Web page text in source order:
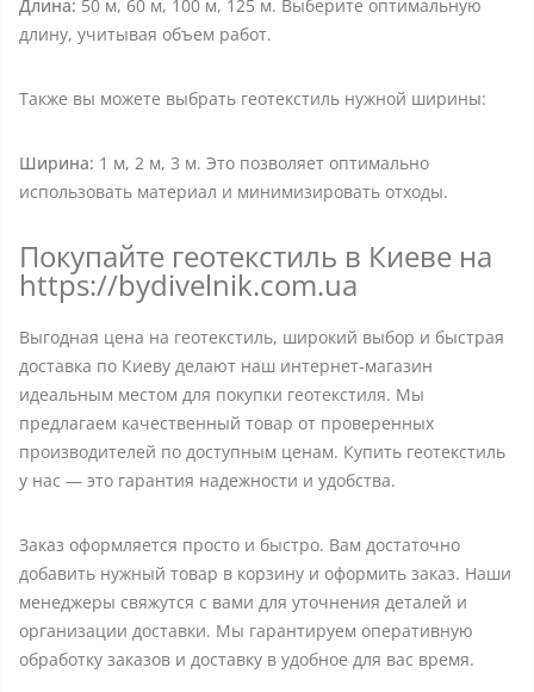
Длина: 50 м, 60 м, 100 м, 125 м. Выберите оптимальную
длину, учитывая объем работ.
Также вы можете выбрать геотекстиль нужной ширины:
Ширина: 1 м, 2 м, 3 м. Это позволяет оптимально
использовать материал и минимизировать отходы.
Покупайте геотекстиль в Киеве на
https://bydivelnik.com.ua
Выгодная цена на геотекстиль, широкий выбор и быстрая
доставка по Киеву делают наш интернет-магазин
идеальным местом для покупки геотекстиля. Мы
предлагаем качественный товар от проверенных
производителей по доступным ценам. Купить геотекстиль
у нас — это гарантия надежности и удобства.
Заказ оформляется просто и быстро. Вам достаточно
добавить нужный товар в корзину и оформить заказ. Наши
менеджеры свяжутся с вами для уточнения деталей и
организации доставки. Мы гарантируем оперативную
обработку заказов и доставку в удобное для вас время.